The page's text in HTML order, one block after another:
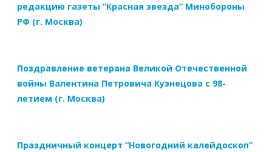
редакцию газеты “Красная звезда” Минобороны
РФ (г. Москва)
Поздравление ветерана Великой Отечественной
войны Валентина Петровича Кузнецова с 98-
летием (г. Москва)
Праздничный концерт “Новогодний калейдоскоп”